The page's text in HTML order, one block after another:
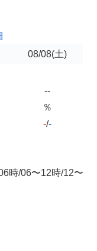
08/08(土)
--
％
-/-
時/06〜12時/12〜